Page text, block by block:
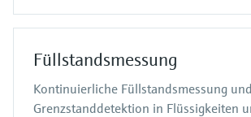
Füllstandsmessung
Kontinuierliche Füllstandsmessung und
Grenzstanddetektion in Flüssigkeiten